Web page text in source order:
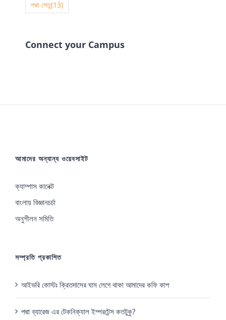
পদ্মা সেতু(13)
Connect your Campus
আমাদের অন্যান্য ওয়েবসাইট
ক্যাম্পাস কানেক্ট
বাংলায় বিজ্ঞানচর্চা
অনুশীলন সমিতি
সম্প্রতি প্রকাশিত
আইভরি কোস্টঃ ক্রিতদাসের ঘাম লেগে থাকা আমাদের কফি কাপ
পদ্মা ব্যারেজ এর টেকনিক্যাল ইম্পরটেন্স কতটুকু?